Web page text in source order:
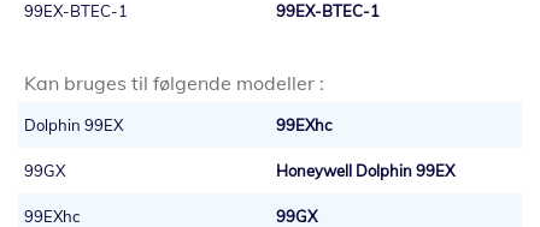
99EX-BTEC-1 99EX-BTEC-1
Kan bruges til følgende modeller :
Dolphin 99EX 99EXhc
99GX Honeywell Dolphin 99EX
99EXhc 99GX